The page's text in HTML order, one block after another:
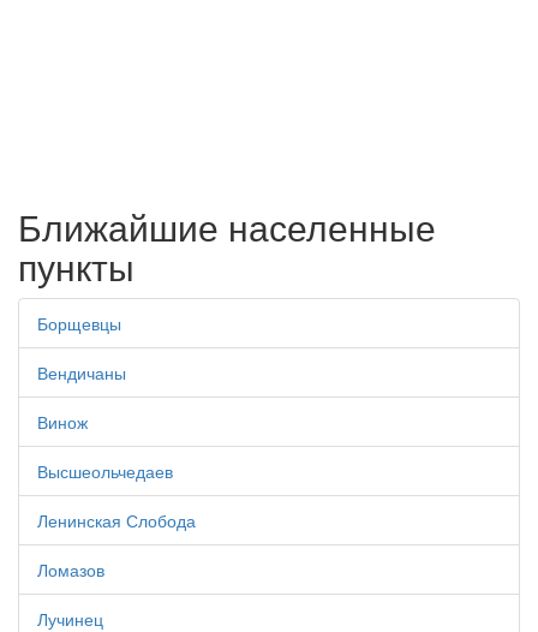
Ближайшие населенные
пункты
Борщевцы
Вендичаны
Винож
Высшеольчедаев
Ленинская Слобода
Ломазов
Лучинец